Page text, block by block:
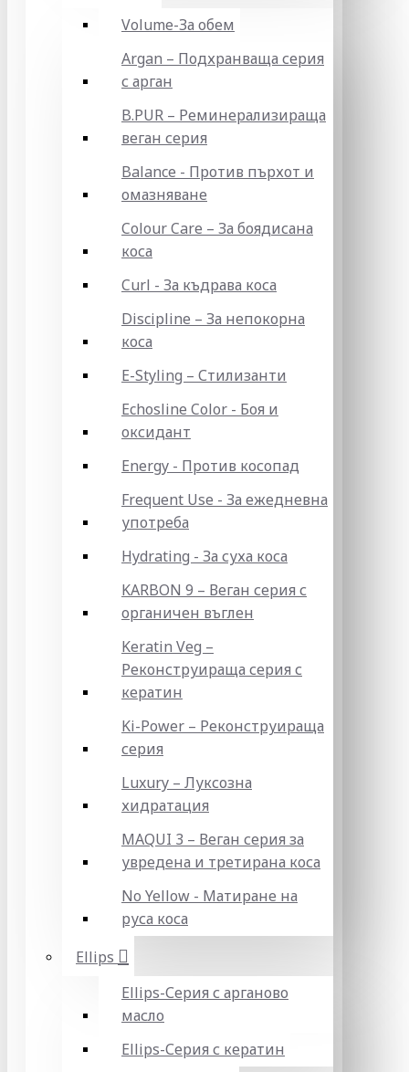
Volume-За обем
Argan – Подхранваща серия
с арган
B.PUR – Реминерализираща
веган серия
Balance - Против пърхот и
омазняване
Colour Care – За боядисана
коса
Curl - За къдрава коса
Discipline – За непокорна
коса
E-Styling – Стилизанти
Echosline Color - Боя и
оксидант
Energy - Против косопад
Frequent Use - За ежедневна
употреба
Hydrating - За суха коса
KARBON 9 – Веган серия с
органичен въглен
Keratin Veg –
Реконструираща серия с
кератин
Ki-Power – Реконструираща
серия
Luxury – Луксозна
хидратация
MAQUI 3 – Веган серия за
увредена и третирана коса
No Yellow - Матиране на
руса коса
Ellips
Ellips-Серия с арганово
масло
Ellips-Серия с кератин